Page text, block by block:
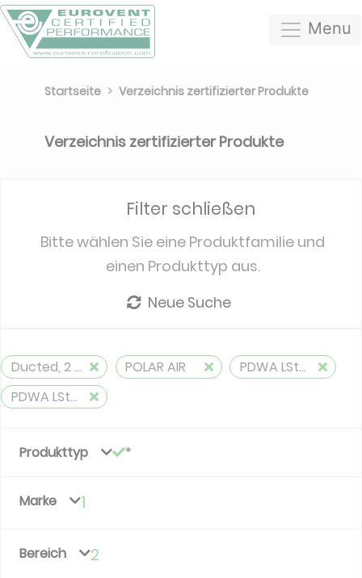
Menu
Startseite Verzeichnis zertifizierter Produkte
Verzeichnis zertifizierter Produkte
Filter schließen
Bitte wählen Sie eine Produktfamilie und
einen Produkttyp aus.
Neue Suche
Ducted, 2 pipes, cooling and heating POLAR AIR
PDWA LStat AMV Ducted
PDWA LStat ECM AMV Ducted
Produkttyp
Marke 1
Bereich 2